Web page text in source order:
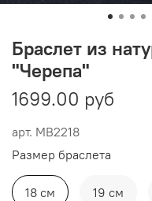
арт. MB2218
Браслет из
"Черепа"
1699.00 руб
Размер браслета
18 см 19 см